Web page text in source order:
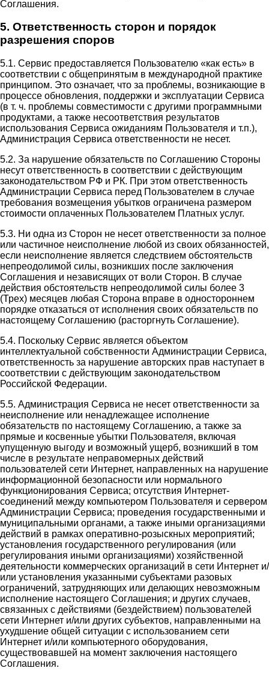
Соглашения.
5. Ответственность сторон и порядок
разрешения споров
5.1. Сервис предоставляется Пользователю «как есть» в
соответствии с общепринятым в международной практике
принципом. Это означает, что за проблемы, возникающие в
процессе обновления, поддержки и эксплуатации Сервиса
(в т. ч. проблемы совместимости с другими программными
продуктами, а также несоответствия результатов
использования Сервиса ожиданиям Пользователя и т.п.),
Администрация Сервиса ответственности не несет.
5.2. За нарушение обязательств по Соглашению Стороны
несут ответственность в соответствии с действующим
законодательством РФ и РК. При этом ответственность
Администрации Сервиса перед Пользователем в случае
требования возмещения убытков ограничена размером
стоимости оплаченных Пользователем Платных услуг.
5.3. Ни одна из Сторон не несет ответственности за полное
или частичное неисполнение любой из своих обязанностей,
если неисполнение является следствием обстоятельств
непреодолимой силы, возникших после заключения
Соглашения и независящих от воли Сторон. В случае
действия обстоятельств непреодолимой силы более 3
(Трех) месяцев любая Сторона вправе в одностороннем
порядке отказаться от исполнения своих обязательств по
настоящему Соглашению (расторгнуть Соглашение).
5.4. Поскольку Сервис является объектом
интеллектуальной собственности Администрации Сервиса,
ответственность за нарушение авторских прав наступает в
соответствии с действующим законодательством
Российской Федерации.
5.5. Администрация Сервиса не несет ответственности за
неисполнение или ненадлежащее исполнение
обязательств по настоящему Соглашению, а также за
прямые и косвенные убытки Пользователя, включая
упущенную выгоду и возможный ущерб, возникший в том
числе в результате неправомерных действий
пользователей сети Интернет, направленных на нарушение
информационной безопасности или нормального
функционирования Сервиса; отсутствия Интернет-
соединений между компьютером Пользователя и сервером
Администрации Сервиса; проведения государственными и
муниципальными органами, а также иными организациями
действий в рамках оперативно-розыскных мероприятий;
установления государственного регулирования (или
регулирования иными организациями) хозяйственной
деятельности коммерческих организаций в сети Интернет и/
или установления указанными субъектами разовых
ограничений, затрудняющих или делающих невозможным
исполнение настоящего Соглашения; и других случаев,
связанных с действиями (бездействием) пользователей
сети Интернет и/или других субъектов, направленными на
ухудшение общей ситуации с использованием сети
Интернет и/или компьютерного оборудования,
существовавшей на момент заключения настоящего
Соглашения.